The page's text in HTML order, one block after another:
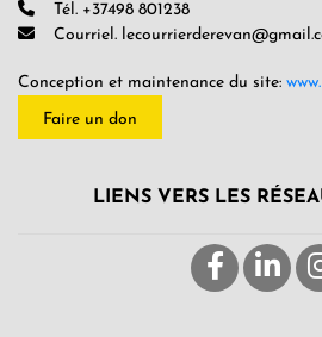
Tél. +37498 801238
Courriel.
Conception et maintenance du site:
Faire un don
LIENS VERS LES